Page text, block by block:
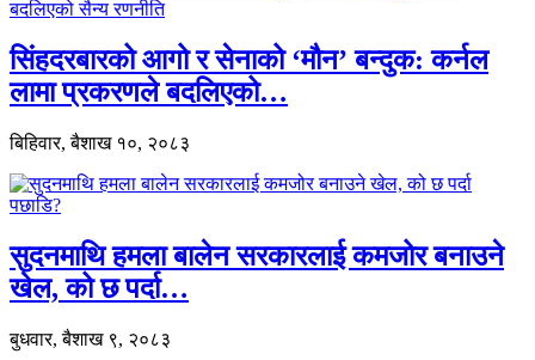
सिंहदरबारको आगो र सेनाको ‘मौन’ बन्दुक: कर्नल
लामा प्रकरणले बदलिएको…
बिहिवार, बैशाख १०, २०८३
सुदनमाथि हमला बालेन सरकारलाई कमजोर बनाउने
खेल, को छ पर्दा…
बुधवार, बैशाख ९, २०८३